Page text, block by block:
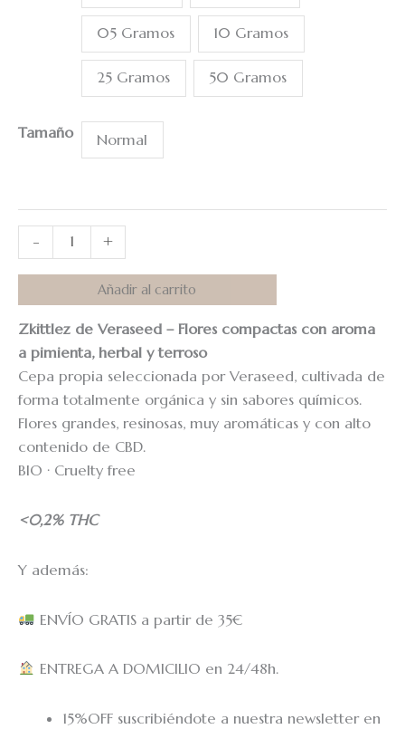
05 Gramos 10 Gramos
25 Gramos 50 Gramos
Tamaño Normal
- +
Añadir al carrito
Zkittlez de Veraseed – Flores compactas con aroma
a pimienta, herbal y terroso
Cepa propia seleccionada por Veraseed, cultivada de
forma totalmente orgánica y sin sabores químicos.
Flores grandes, resinosas, muy aromáticas y con alto
contenido de CBD.
BIO · Cruelty free
<0,2% THC
Y además:
ENVÍO GRATIS a partir de 35€
ENTREGA A DOMICILIO en 24/48h.
15%OFF suscribiéndote a nuestra newsletter en